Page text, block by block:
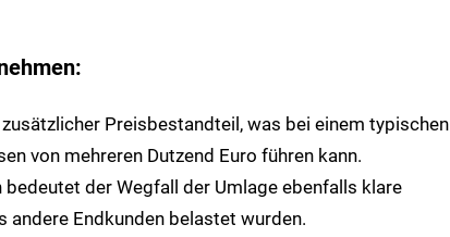
Preisbestandteil, was bei einem typischen
von mehreren Dutzend Euro führen kann.
bedeutet der Wegfall der Umlage ebenfalls klare
andere Endkunden belastet wurden.